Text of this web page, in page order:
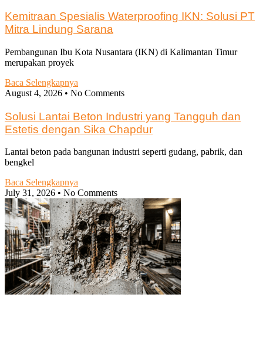
Kemitraan Spesialis Waterproofing IKN: Solusi PT
Mitra Lindung Sarana
Pembangunan Ibu Kota Nusantara (IKN) di Kalimantan Timur
merupakan proyek
Baca Selengkapnya
August 4, 2026
No Comments
Solusi Lantai Beton Industri yang Tangguh dan
Estetis dengan Sika Chapdur
Lantai beton pada bangunan industri seperti gudang, pabrik, dan
bengkel
Baca Selengkapnya
July 31, 2026
No Comments